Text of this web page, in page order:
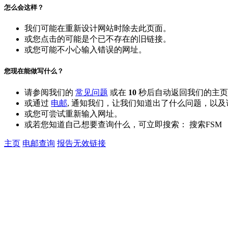
怎么会这样？
我们可能在重新设计网站时除去此页面。
或您点击的可能是个已不存在的旧链接。
或您可能不小心输入错误的网址。
您现在能做写什么？
请参阅我们的 常见问题 或在 10 秒后自动返回我们的主页
或通过 电邮, 通知我们，让我们知道出了什么问题，以及
或您可尝试重新输入网址。
或若您知道自己想要查询什么，可立即搜索：
搜索FSM
主页 电邮查询 报告无效链接